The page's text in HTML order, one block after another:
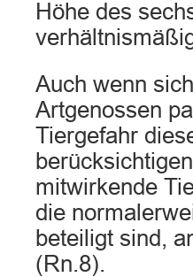
Höhe des
Auch wenn
Artgenossen
Tiergefahr
mitwirkende
die
beteiligt sind,
(Rn.8).